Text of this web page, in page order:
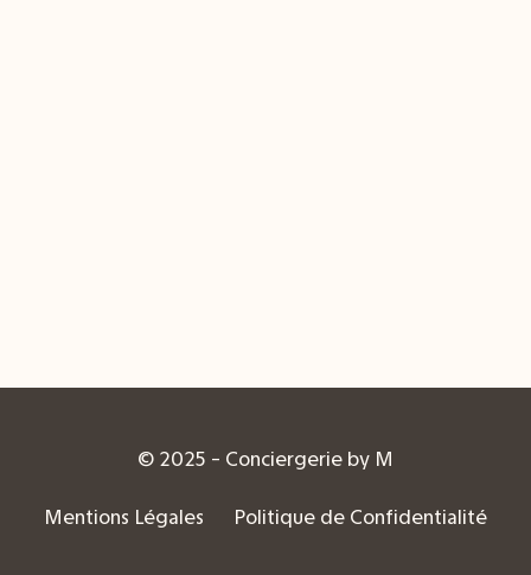
© 2025 - Conciergerie by M
Mentions Légales Politique de Confidentialité